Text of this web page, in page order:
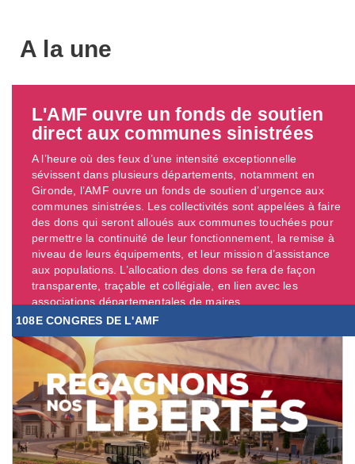
A la une
L'AMF ouvre un fonds de soutien
direct aux communes sinistrées
A l’heure où des feux d’une intensité exceptionnelle
sévissent dans plusieurs départements, notamment en
Gironde, l’AMF ouvre un fonds de soutien d’urgence aux
communes sinistrées. Les collectivités sont appelées à faire
des dons qui seront alloués aux communes touchées pour
permettre la continuité de leur fonctionnement, la remise à
niveau de leurs équipements, et leur mission d’assistance
aux populations. L’allocation des dons se fera de façon
transparente, traçable et collégiale, en lien avec les
associations départementales de maires. ...
108E CONGRES DE L'AMF